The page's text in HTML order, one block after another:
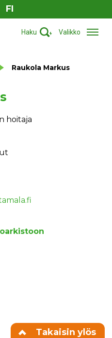
FI
Haku Valikko
Raukola Markus
hoitaja
Takaisin ylös